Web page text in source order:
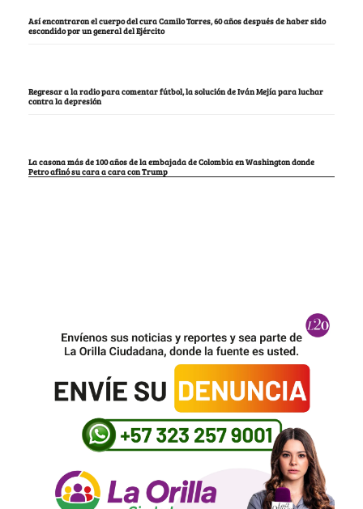
Así encontraron el cuerpo del cura Camilo Torres, 60 años después de haber sido
escondido por un general del Ejército
Regresar a la radio para comentar fútbol, la solución de Iván Mejía para luchar
contra la depresión
La casona más de 100 años de la embajada de Colombia en Washington donde
Petro afinó su cara a cara con Trump